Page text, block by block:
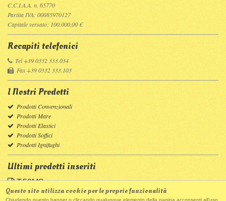
C.C.I.A.A. n. 65770
Partita IVA: 00085970127
Capitale versato: 100.000,00 €
Recapiti telefonici
Tel +39 0332 333.034
Fax +39 0332 333.103
I Nostri Prodotti
Prodotti Convenzionali
Prodotti Mare
Prodotti Elastici
Prodotti Soffici
Prodotti Ignifughi
Ultimi prodotti inseriti
T.50MS
T.27M
Questo sito utilizza cookie per le proprie funzionalità
Chiudendo questo banner o cliccando qualunque elemento della pagina acconsenti all’uso